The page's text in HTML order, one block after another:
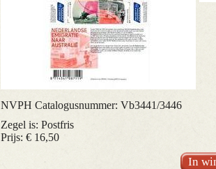
NVPH Catalogusnummer: Vb3441/3446
Zegel is: Postfris
Prijs: € 16,50
In